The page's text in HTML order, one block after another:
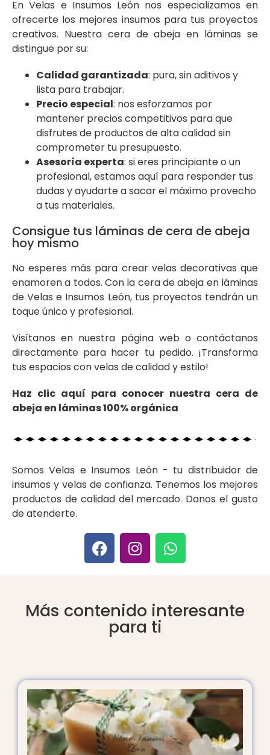
En Velas e Insumos León nos especializamos en
ofrecerte los mejores insumos para tus proyectos
creativos. Nuestra cera de abeja en láminas se
distingue por su:
Calidad garantizada: pura, sin aditivos y
lista para trabajar.
Precio especial: nos esforzamos por
mantener precios competitivos para que
disfrutes de productos de alta calidad sin
comprometer tu presupuesto.
Asesoría experta: si eres principiante o un
profesional, estamos aquí para responder tus
dudas y ayudarte a sacar el máximo provecho
a tus materiales.
Consigue tus láminas de cera de abeja
hoy mismo
No esperes más para crear velas decorativas que
enamoren a todos. Con la cera de abeja en láminas
de Velas e Insumos León, tus proyectos tendrán un
toque único y profesional.
Visítanos en nuestra página web o contáctanos
directamente para hacer tu pedido. ¡Transforma
tus espacios con velas de calidad y estilo!
Haz clic aquí para conocer nuestra cera de
abeja en láminas 100% orgánica
Somos Velas e Insumos León - tu distribuidor de
insumos y velas de confianza. Tenemos los mejores
productos de calidad del mercado. Danos el gusto
de atenderte.
Más contenido interesante
para ti